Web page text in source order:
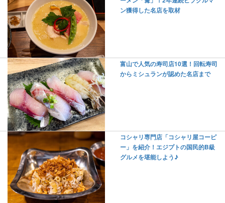
ン獲得した名店を取材
富山で人気の寿司店10選！回転寿司
からミシュランが認めた名店まで
コシャリ専門店「コシャリ屋コーピ
ー」を紹介！エジプトの国民的B級
グルメを堪能しよう♪